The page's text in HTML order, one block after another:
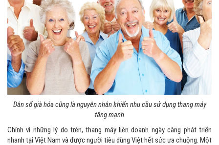
Dân số già hóa cũng là nguyên nhân khiến nhu cầu sử dụng thang máy
tăng mạnh
Chính vì những lý do trên, thang máy liên doanh ngày càng phát triển
nhanh tại Việt Nam và được người tiêu dùng Việt hết sức ưa chuộng. Một